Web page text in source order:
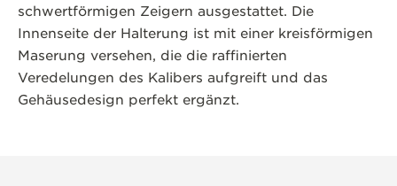
schwertförmigen Zeigern ausgestattet. Die
Innenseite der Halterung ist mit einer kreisförmigen
Maserung versehen, die die raffinierten
Veredelungen des Kalibers aufgreift und das
Gehäusedesign perfekt ergänzt.